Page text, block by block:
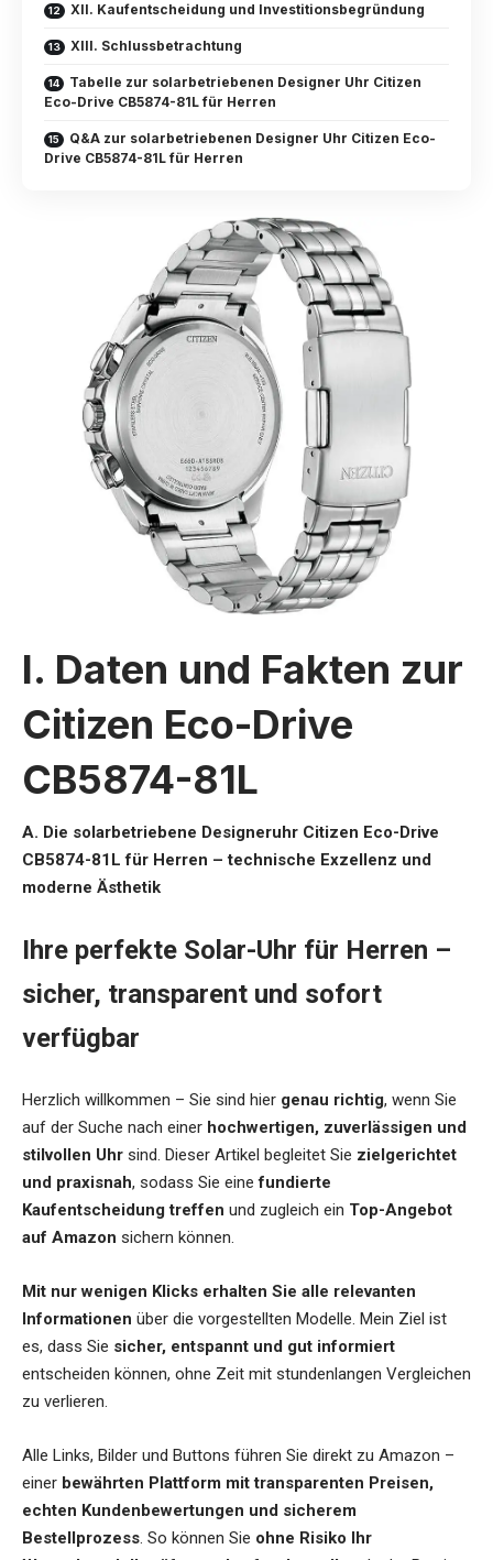
XII. Kaufentscheidung und Investitionsbegründung
XIII. Schlussbetrachtung
Tabelle zur solarbetriebenen Designer Uhr Citizen
Eco-Drive CB5874-81L für Herren
Q&A zur solarbetriebenen Designer Uhr Citizen Eco-
Drive CB5874-81L für Herren
I. Daten und Fakten zur
Citizen Eco-Drive
CB5874-81L
A. Die solarbetriebene Designeruhr Citizen Eco-Drive
CB5874-81L für Herren – technische Exzellenz und
moderne Ästhetik
Ihre perfekte Solar-Uhr für Herren –
sicher, transparent und sofort
verfügbar
Herzlich willkommen – Sie sind hier genau richtig, wenn Sie
auf der Suche nach einer hochwertigen, zuverlässigen und
stilvollen Uhr sind. Dieser Artikel begleitet Sie zielgerichtet
und praxisnah, sodass Sie einefundierte
Kaufentscheidung treffen und zugleich ein Top-Angebot
auf Amazon sichern können.
Mit nur wenigen Klicks erhalten Sie alle relevanten
Informationen über die vorgestellten Modelle. Mein Ziel ist
es, dass Sie sicher, entspannt und gut informiert
entscheiden können, ohne Zeit mit stundenlangen Vergleichen
zu verlieren.
Alle Links, Bilder und Buttons führen Sie direkt zu Amazon –
einer bewährten Plattform mit transparenten Preisen,
echten Kundenbewertungen und sicherem
Bestellprozess. So können Sie ohne Risiko Ihr